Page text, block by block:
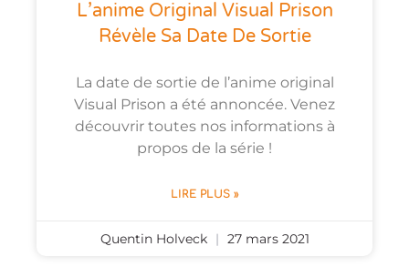
L’anime Original Visual Prison
Révèle Sa Date De Sortie
La date de sortie de l’anime original
Visual Prison a été annoncée. Venez
découvrir toutes nos informations à
propos de la série !
LIRE PLUS »
Quentin Holveck 27 mars 2021